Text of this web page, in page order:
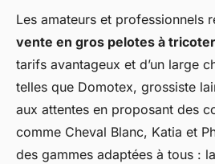
Les amateurs et professionnels
vente en gros pelotes à tricoter
tarifs avantageux et d’un large
telles que Domotex, grossiste
aux attentes en proposant des
comme Cheval Blanc, Katia et
des gammes adaptées à tous :